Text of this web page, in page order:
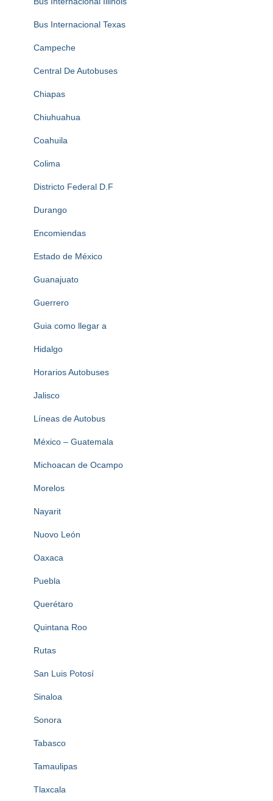
Bus Internacional Texas
Campeche
Central De Autobuses
Chiapas
Chiuhuahua
Coahuila
Colima
Districto Federal D.F
Durango
Encomiendas
Estado de México
Guanajuato
Guerrero
Guia como llegar a
Hidalgo
Horarios Autobuses
Jalisco
Líneas de Autobus
México – Guatemala
Michoacan de Ocampo
Morelos
Nayarit
Nuovo León
Oaxaca
Puebla
Querétaro
Quintana Roo
Rutas
San Luis Potosí
Sinaloa
Sonora
Tabasco
Tamaulipas
Tlaxcala